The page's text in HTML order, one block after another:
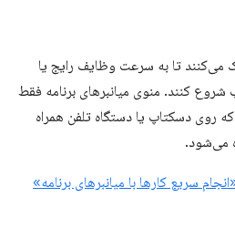
می‌کنند تا به سرعت وظایف رایج یا
کنند. منوی میانبرهای برنامه فقط
روی دسکتاپ یا دستگاه تلفن همراه
می‌شود.
سریع کارها با میانبرهای برنامه»